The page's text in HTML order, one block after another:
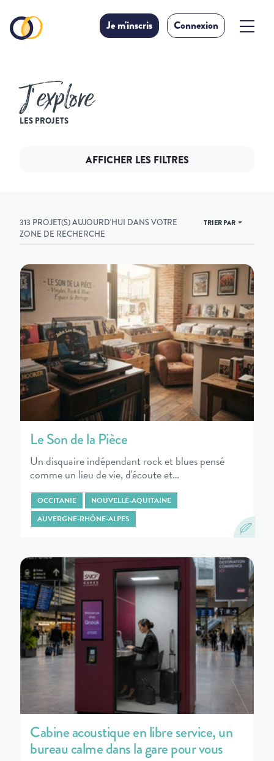
Je m'inscris Connexion
J’explore
LES PROJETS
AFFICHER LES FILTRES
313 PROJET(S) AUJOURD'HUI DANS VOTRE
ZONE DE RECHERCHE
TRIER PAR
Le Son de la Pièce
Un disquaire indépendant rock et blues pensé
comme un lieu de vie, d'écoute et…
OCCITANIE
NOUVELLE-AQUITAINE
AUVERGNE-RHÔNE-ALPES
Cabine acoustique en libre service, un
bureau calme dans la gare pour vous